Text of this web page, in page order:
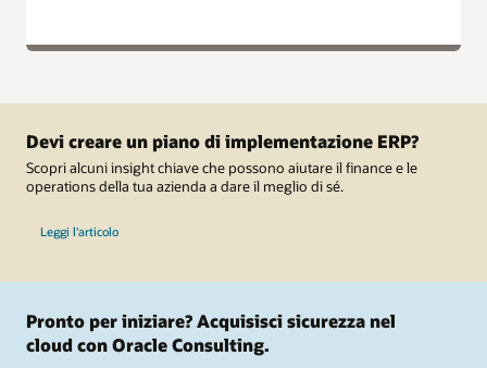
Devi creare un piano di implementazione ERP?
Scopri alcuni insight chiave che possono aiutare il finance e le
operations della tua azienda a dare il meglio di sé.
Leggi l'articolo
Pronto per iniziare? Acquisisci sicurezza nel
cloud con Oracle Consulting.